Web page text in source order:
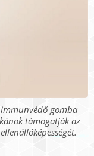
gomba
támogatják az